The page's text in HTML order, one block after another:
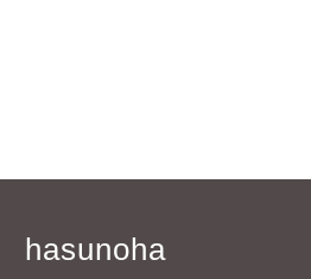
hasunoha